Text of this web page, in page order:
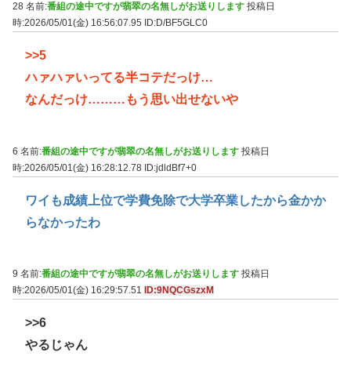
28 名前:番組の途中ですが翡翠の名無しがお送りします 投稿日
時:2026/05/01(金) 16:56:07.95
ID:D/BF5GLC0
>>5
ハァハァいってる半コテだっけ…
なんだっけ………もう思い出せないや
6 名前:番組の途中ですが翡翠の名無しがお送りします 投稿日
時:2026/05/01(金) 16:28:12.78 ID:jdldBf7+0
ワイも成績上位で学費免除で大学卒業したから金かか
らなかったわ
9 名前:番組の途中ですが翡翠の名無しがお送りします 投稿日
時:2026/05/01(金) 16:29:57.51
ID:9NQCGszxM
>>6
やるじゃん